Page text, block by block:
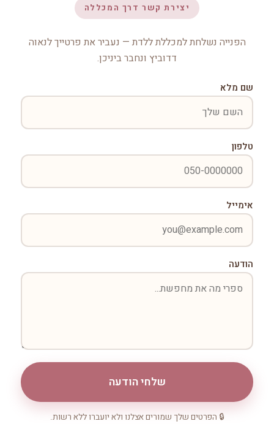
יצירת קשר דרך המכללה
הפנייה נשלחת למכללת ללדת — נעביר את פרטייך לנאוה
דדוביץ ונחבר ביניכן.
שם מלא
טלפון
אימייל
הודעה
שלחי הודעה
🔒 הפרטים שלך שמורים אצלנו ולא יועברו ללא רשות.